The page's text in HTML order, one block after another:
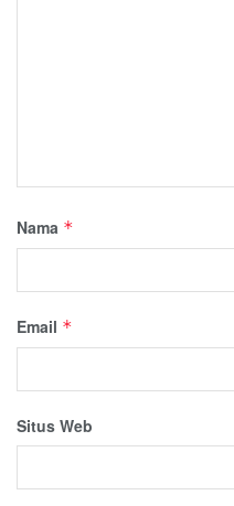
Nama *
Email *
Situs Web